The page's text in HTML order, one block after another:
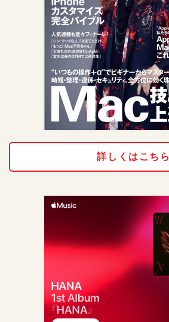
詳しくはこちら